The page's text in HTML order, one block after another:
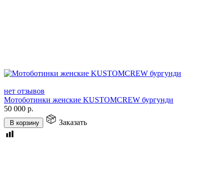
нет отзывов
Мотоботинки женские KUSTOMCREW бургунди
50 000 р.
В корзину Заказать